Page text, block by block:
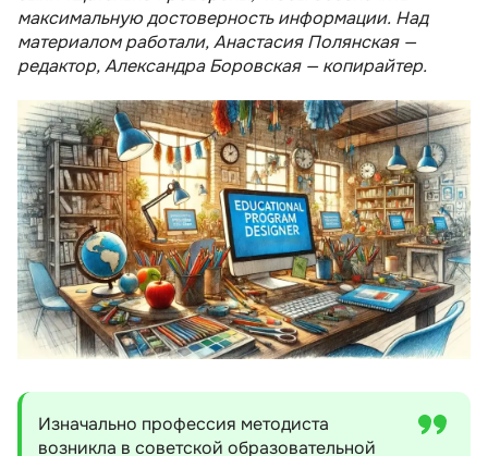
максимальную достоверность информации. Над
материалом работали, Анастасия Полянская —
редактор, Александра Боровская — копирайтер.
Изначально профессия методиста
возникла в советской образовательной